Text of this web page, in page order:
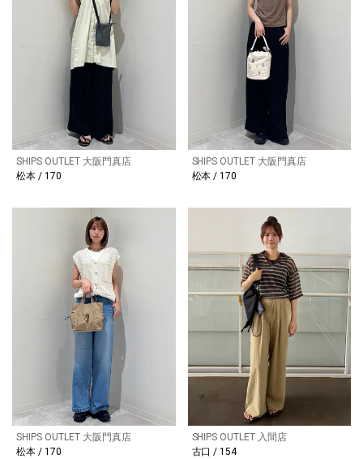
SHIPS OUTLET 大阪門真店
松本 / 170
SHIPS OUTLET 大阪門真店
松本 / 170
SHIPS OUTLET 大阪門真店
松本 / 170
SHIPS OUTLET 入間店
古口 / 154